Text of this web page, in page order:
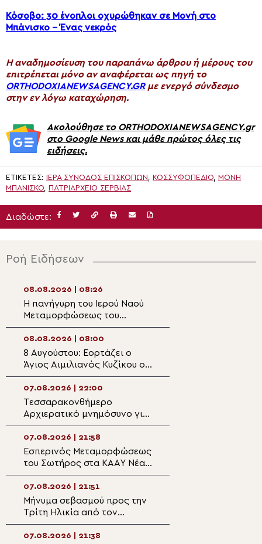
Κόσοβο: 30 ένοπλοι οχυρώθηκαν σε Μονή στο
Μπάνισκο – Ένας νεκρός
H αναδημοσίευση του παραπάνω άρθρου ή μέρους του
επιτρέπεται μόνο αν αναφέρεται ως πηγή το
ORTHODOXIANEWSAGENCY.GRμε ενεργό σύνδεσμο
στην εν λόγω καταχώρηση.
Ακολούθησε το ORTHODOXIANEWSAGENCY.gr
στο Google News και μάθε πρώτος όλες τις
ειδήσεις.
ΕΤΙΚΈΤΕΣ: ΙΕΡΆ ΣΎΝΟΔΟΣ ΕΠΙΣΚΌΠΩΝ ΚΟΣΣΥΦΟΠΈΔΙΟ ΜΟΝΉ
ΜΠΆΝΙΣΚΟ ΠΑΤΡΙΑΡΧΕΊΟ ΣΕΡΒΊΑΣ
Διαδώστε:
Ροή Ειδήσεων
08.08.2026 | 08:26
Η πανήγυρη του Ιερού Ναού
Μεταμορφώσεως του
Σωτήρος στην Παραλία
Οφρυνίου
08.08.2026 | 08:00
8 Αυγούστου: Εορτάζει ο
Άγιος Αιμιλιανός Κυζίκου ο
Ομολογητής
07.08.2026 | 22:00
Τεσσαρακονθήμερο
Αρχιερατικό μνημόσυνο για
τον π. Δημήτριο Μαρτσούκο
στον Άγιο Ιωάννη Απιδέας
07.08.2026 | 21:58
Εσπερινός Μεταμορφώσεως
του Σωτήρος στα ΚΑΑΥ Νέας
Περάμου
07.08.2026 | 21:51
Μήνυμα σεβασμού προς την
Τρίτη Ηλικία από τον
Μητροπολίτη Σπάρτης στη
Ρειχέα
07.08.2026 | 21:38